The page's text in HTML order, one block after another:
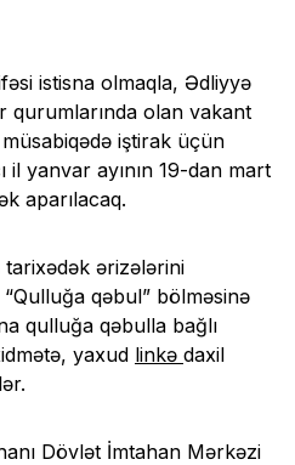
istisna olmaqla, Ədliyyə
qurumlarında olan vakant
iştirak üçün
yanvar ayının 19-dan mart
aparılacaq.
ərizələrini
“Qulluğa qəbul” bölməsinə
qulluğa qəbulla bağlı
yaxud linkə daxil
Dövlət İmtahan Mərkəzi